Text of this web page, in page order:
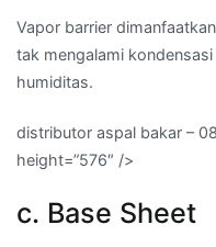
Vapor barrier
tak mengalami
humiditas.
distributor aspal bakar –
height=”576″ />
c. Base Sheet